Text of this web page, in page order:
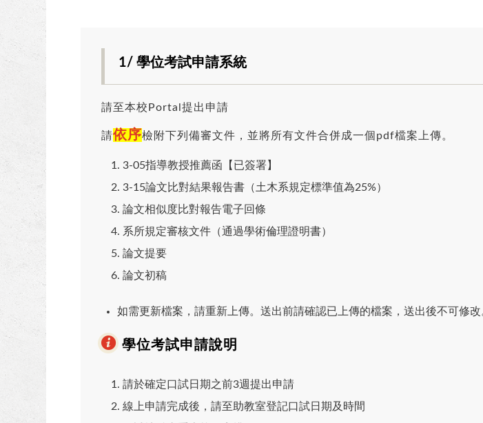
1/ 學位考試申請系統
請至本校Portal提出申請
請依序檢附下列備審文件，並將所有文件合併成一個pdf檔案上傳。
3-05指導教授推薦函【已簽署】
3-15論文比對結果報告書（土木系規定標準值為25%）
論文相似度比對報告電子回條
系所規定審核文件（通過學術倫理證明書）
論文提要
論文初稿
如需更新檔案，請重新上傳。送出前請確認已上傳的檔案，送出後不可修改
學位考試申請說明
請於確定口試日期之前3週提出申請
線上申請完成後，請至助教室登記口試日期及時間